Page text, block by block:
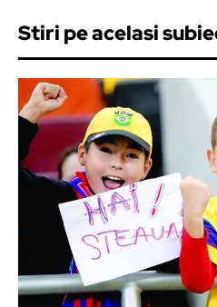
Stiri pe acelasi